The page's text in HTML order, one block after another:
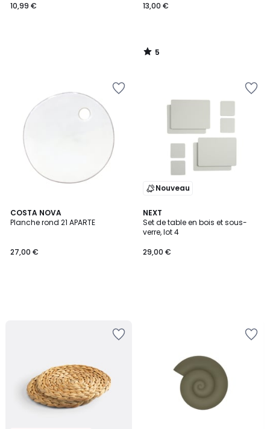
10,99 €
13,00 €
5
/
COSTA NOVA
Planche rond 21 APARTE
27,00 €
Nouveau
NEXT
Set de table en bois et sous-
verre, lot 4
29,00 €